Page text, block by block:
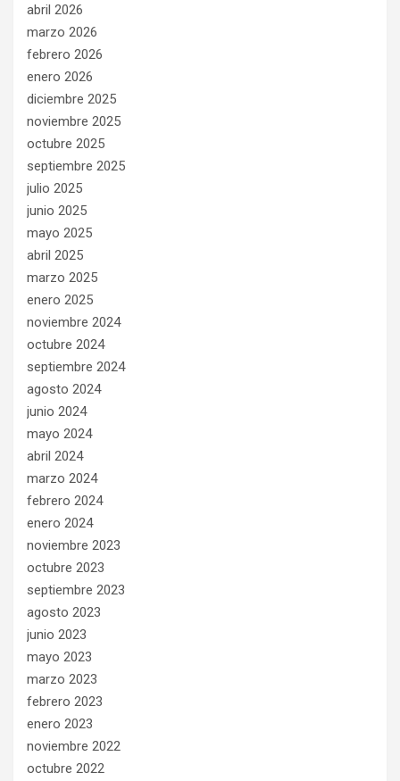
abril 2026
marzo 2026
febrero 2026
enero 2026
diciembre 2025
noviembre 2025
octubre 2025
septiembre 2025
julio 2025
junio 2025
mayo 2025
abril 2025
marzo 2025
enero 2025
noviembre 2024
octubre 2024
septiembre 2024
agosto 2024
junio 2024
mayo 2024
abril 2024
marzo 2024
febrero 2024
enero 2024
noviembre 2023
octubre 2023
septiembre 2023
agosto 2023
junio 2023
mayo 2023
marzo 2023
febrero 2023
enero 2023
noviembre 2022
octubre 2022